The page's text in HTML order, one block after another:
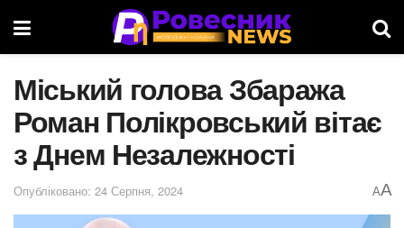
Міський голова Збаража
Роман Полікровський вітає
з Днем Незалежності
Опубліковано: 24 Серпня, 2024 AA